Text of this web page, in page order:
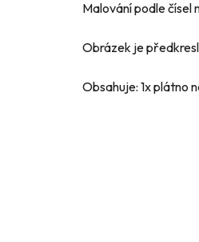
Malování podle
Obrázek je
Obsahuje: 1x plátno